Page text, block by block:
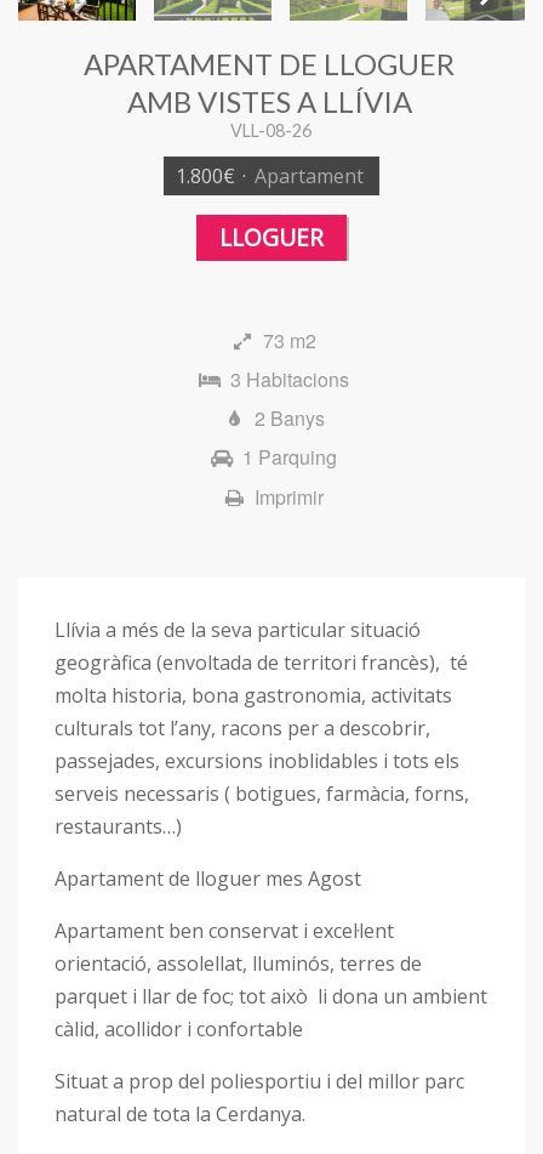
APARTAMENT DE LLOGUER
AMB VISTES A LLÍVIA
VLL-08-26
1.800€ · Apartament
LLOGUER
73 m2
3 Habitacions
2 Banys
1 Parquing
Imprimir
Llívia a més de la seva particular situació
geogràfica (envoltada de territori francès), té
molta historia, bona gastronomia, activitats
culturals tot l’any, racons per a descobrir,
passejades, excursions inoblidables i tots els
serveis necessaris ( botigues, farmàcia, forns,
restaurants…)
Apartament de lloguer mes Agost
Apartament ben conservat i excel·lent
orientació, assolellat, lluminós, terres de
parquet i llar de foc; tot això li dona un ambient
càlid, acollidor i confortable
Situat a prop del poliesportiu i del millor parc
natural de tota la Cerdanya.